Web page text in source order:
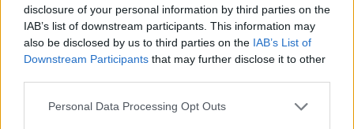
disclosure of your personal information by third parties on the
IAB’s list of downstream participants. This information may
also be disclosed by us to third parties on the IAB’s List of
Downstream Participants that may further disclose it to other
Personal Data Processing Opt Outs
-Día Mundial de Concienciación sobre los
Defectos Congénitos de la Glicosilación
-Día Mundial del Whisky